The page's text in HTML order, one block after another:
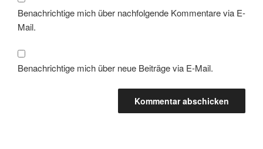
Benachrichtige mich über nachfolgende Kommentare via E-
Mail.
Benachrichtige mich über neue Beiträge via E-Mail.